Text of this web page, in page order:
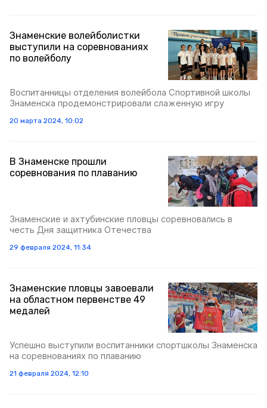
Знаменские волейболистки
выступили на соревнованиях
по волейболу
Воспитанницы отделения волейбола Спортивной школы
Знаменска продемонстрировали слаженную игру
20 марта 2024, 10:02
В Знаменске прошли
соревнования по плаванию
Знаменские и ахтубинские пловцы соревновались в
честь Дня защитника Отечества
29 февраля 2024, 11:34
Знаменские пловцы завоевали
на областном первенстве 49
медалей
Успешно выступили воспитанники спортшколы Знаменска
на соревнованиях по плаванию
21 февраля 2024, 12:10